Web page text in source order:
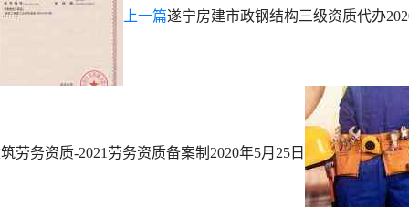
上一篇遂宁房建市政钢结构三级资质代办
劳务资质-2021劳务资质备案制 2020年5月25日